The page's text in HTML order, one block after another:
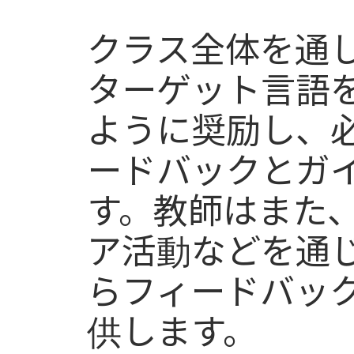
クラス全体を通
ターゲット言語
ように奨励し、
ードバックとガ
す。教師はまた
ア活動などを通
らフィードバッ
供します。